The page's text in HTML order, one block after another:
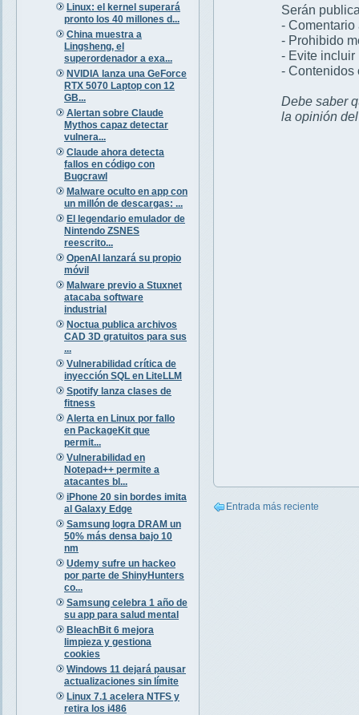
Linux: el kernel superará
pronto los 40 millones d...
China muestra a
Lingsheng, el
superordenador a exa...
NVIDIA lanza una GeForce
RTX 5070 Laptop con 12
GB...
Alertan sobre Claude
Mythos capaz detectar
vulnera...
Claude ahora detecta
fallos en código con
Bugcrawl
Malware oculto en app con
un millón de descargas: ...
El legendario emulador de
Nintendo ZSNES
reescrito...
OpenAI lanzará su propio
móvil
Malware previo a Stuxnet
atacaba software
industrial
Noctua publica archivos
CAD 3D gratuitos para sus
...
Vulnerabilidad crítica de
inyección SQL en LiteLLM
Spotify lanza clases de
fitness
Alerta en Linux por fallo
en PackageKit que
permit...
Vulnerabilidad en
Notepad++ permite a
atacantes bl...
iPhone 20 sin bordes imita
al Galaxy Edge
Samsung logra DRAM un
50% más densa bajo 10
nm
Udemy sufre un hackeo
por parte de ShinyHunters
co...
Samsung celebra 1 año de
su app para salud mental
BleachBit 6 mejora
limpieza y gestiona
cookies
Windows 11 dejará pausar
actualizaciones sin límite
Linux 7.1 acelera NTFS y
retira los i486
Serán
- Comentario
- Prohibido
- Evite incluir
- Contenidos
Debe saber
la opinión
Entrada más reciente